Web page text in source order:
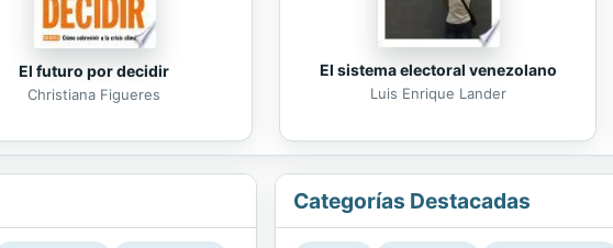
El futuro por decidir
Christiana Figueres
El sistema electoral venezolano
Luis Enrique Lander
Categorías Destacadas